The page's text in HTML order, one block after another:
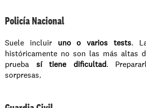
Policía Nacional
Suele incluir uno o varios tests.
históricamente no son las más altas
prueba sí tiene dificultad.
sorpresas.